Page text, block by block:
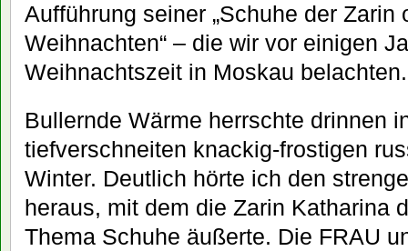
Aufführung seiner „Schuhe der Zarin
Weihnachten“ – die wir vor einigen
Weihnachtszeit in Moskau belachten.
Bullernde Wärme herrschte drinnen
tiefverschneiten knackig-frostigen
Winter. Deutlich hörte ich den
heraus, mit dem die Zarin Katharina
Thema Schuhe äußerte. Die FRAU